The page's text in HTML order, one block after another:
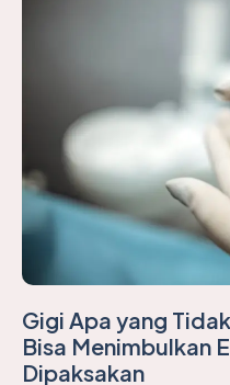
Gigi Apa yang
Bisa Menimbulkan
Dipaksakan